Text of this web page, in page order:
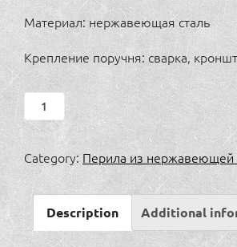
Материал: нержавеющая сталь
Крепление поручня: сварка,
ПЕРИЛА
ДЛЯ
ИНВАЛИДОВ,
1
ригель
quantity
Category:Перила из нержавеющей
Description Additional